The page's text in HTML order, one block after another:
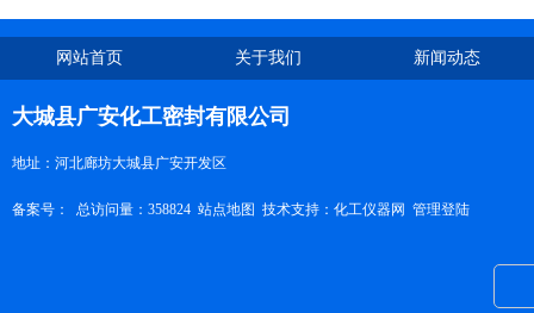
网站首页 关于我们 新闻动态
大城县广安化工密封有限公司
地址：河北廊坊大城县广安开发区
备案号： 总访问量：358824 站点地图 技术支持： 化工仪器网 管理登陆